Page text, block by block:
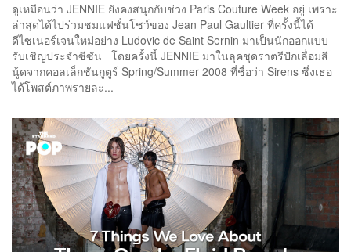
ดูเหมือนว่า JENNIE ยังคงสนุกกับช่วง Paris Couture Week อยู่ เพราะ
ล่าสุดได้ไปร่วมชมแฟชั่นโชว์ของ Jean Paul Gaultier ที่ครั้งนี้ได้
ดีไซเนอร์เจนใหม่อย่าง Ludovic de Saint Sernin มาเป็นนักออกแบบ
รับเชิญประจำซีซัน โดยครั้งนี้ JENNIE มาในลุคชุดราตรีปักเลื่อมสี
นู้ดจากคอลเล็กชันกูตูร์ Spring/Summer 2008 ที่ชื่อว่า Sirens ซึ่งเธอ
ได้โพสต์ภาพรายละ...